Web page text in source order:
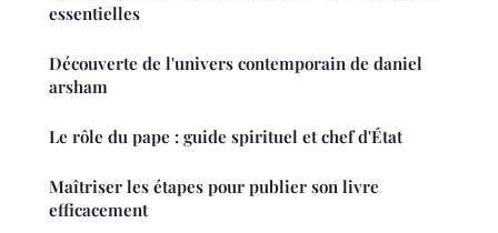
essentielles
Découverte de l'univers contemporain de daniel
arsham
Le rôle du pape : guide spirituel et chef d'État
Maîtriser les étapes pour publier son livre
efficacement